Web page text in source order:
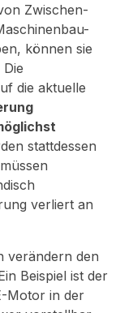
Zwischen-
können sie
die aktuelle
stattdessen
verliert an
verändern den
Beispiel ist der
Motor in der